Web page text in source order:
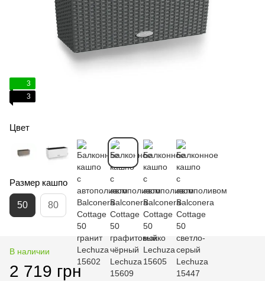
3
3
Цвет
Размер кашпо
50 80
В наличии
2 719 грн